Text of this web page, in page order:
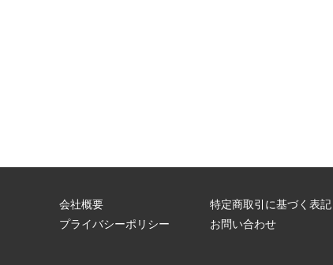
会社概要
プライバシーポリシー
特定商取引に基づく表記
お問い合わせ